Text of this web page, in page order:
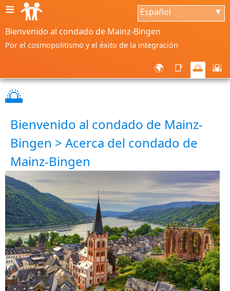
≡ Español ▼
Bienvenido al condado de Mainz-Bingen
Por el cosmopolitismo y el éxito de la integración
🌍 📑 🌅 🌇
🌅
Bienvenido al condado de Mainz-
Bingen > Acerca del condado de
Mainz-Bingen